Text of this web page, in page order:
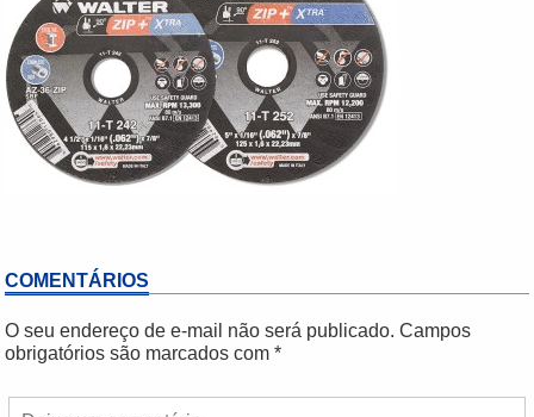
COMENTÁRIOS
O seu endereço de e-mail não será publicado. Campos
obrigatórios são marcados com *